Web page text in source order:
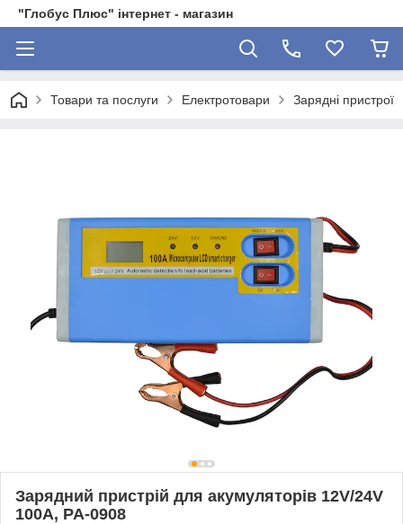
"Глобус Плюс" інтернет - магазин
Товари та послуги Електротовари Зарядні пристрої
Зарядний пристрій для акумуляторів 12V/24V
100A, PA-0908